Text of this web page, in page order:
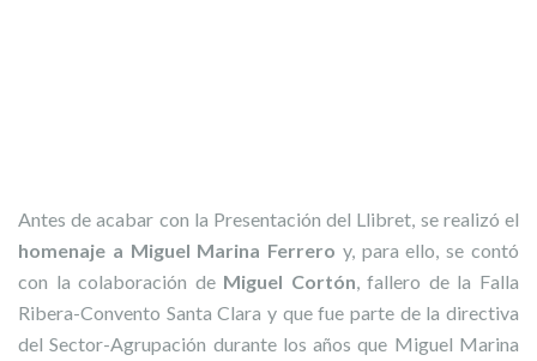
Antes de acabar con la Presentación del Llibret, se realizó el
homenaje a Miguel Marina Ferrero y, para ello, se contó
con la colaboración de Miguel Cortón, fallero de la Falla
Ribera-Convento Santa Clara y que fue parte de la directiva
del Sector-Agrupación durante los años que Miguel Marina